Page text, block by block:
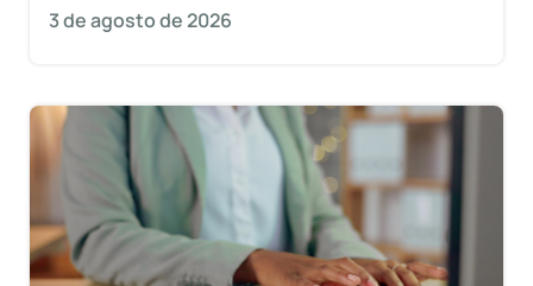
3 de agosto de 2026